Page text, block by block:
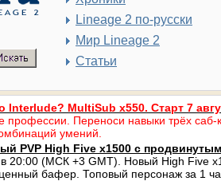
Lineage 2 по-русски
Мир Lineage 2
Статьи
Interlude? MultiSub x550. Старт 7
профессии. Переноси навыки трёх саб-
умений.
PVP High Five x1500 с
20:00 (МСК +3 GMT). Новый High Five
бафер. Топовый персонаж за 1